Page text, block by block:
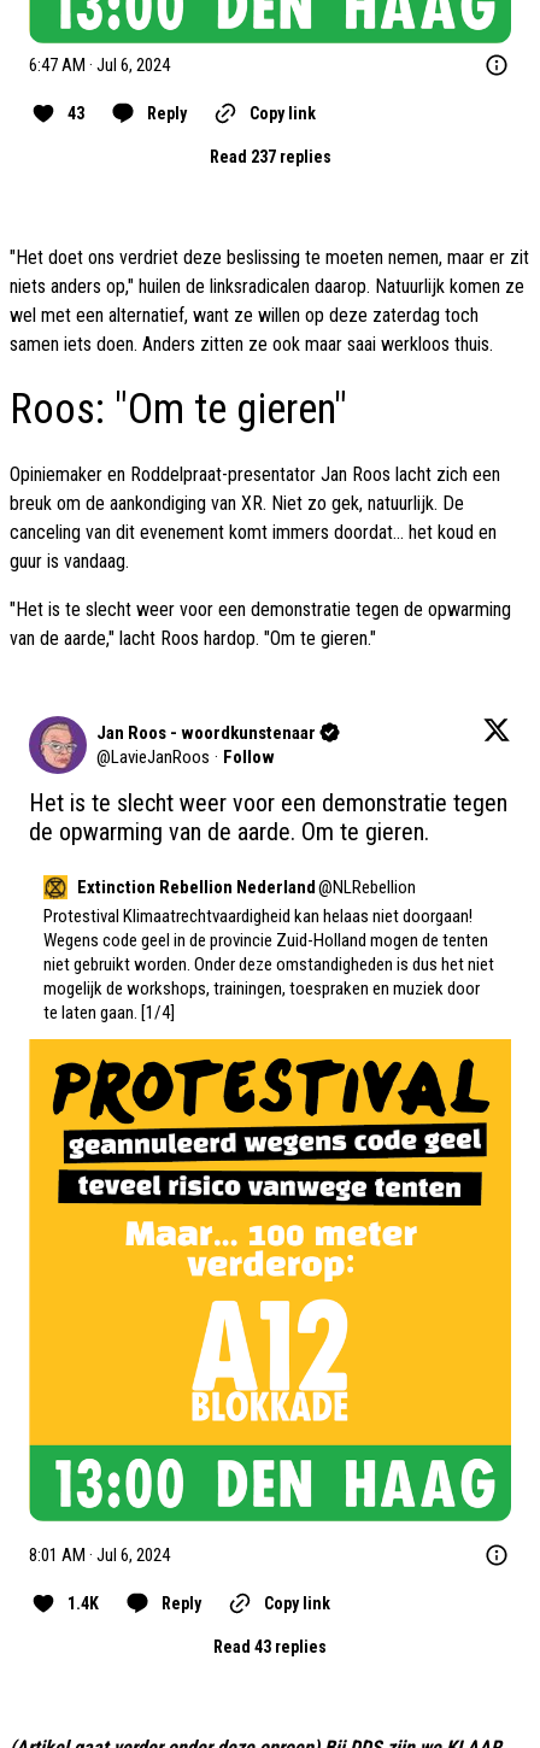
6:47 AM · Jul 6, 2024
43 Reply Copy link
Read 237 replies
"Het doet ons verdriet deze beslissing te moeten nemen, maar er zit
niets anders op," huilen de linksradicalen daarop. Natuurlijk komen ze
wel met een alternatief, want ze willen op deze zaterdag toch
samen iets doen. Anders zitten ze ook maar saai werkloos thuis.
Roos: "Om te gieren"
Opiniemaker en Roddelpraat-presentator Jan Roos lacht zich een
breuk om de aankondiging van XR. Niet zo gek, natuurlijk. De
canceling van dit evenement komt immers doordat... het koud en
guur is vandaag.
"Het is te slecht weer voor een demonstratie tegen de opwarming
van de aarde," lacht Roos hardop. "Om te gieren."
Jan Roos - woordkunstenaar
@LavieJanRoos · Follow
Het is te slecht weer voor een demonstratie tegen
de opwarming van de aarde. Om te gieren.
Extinction Rebellion Nederland@NLRebellion
Protestival Klimaatrechtvaardigheid kan helaas niet doorgaan!
Wegens code geel in de provincie Zuid-Holland mogen de tenten
niet gebruikt worden. Onder deze omstandigheden is dus het niet
mogelijk de workshops, trainingen, toespraken en muziek door
te laten gaan. [1/4]
8:01 AM · Jul 6, 2024
1.4K Reply Copy link
Read 43 replies